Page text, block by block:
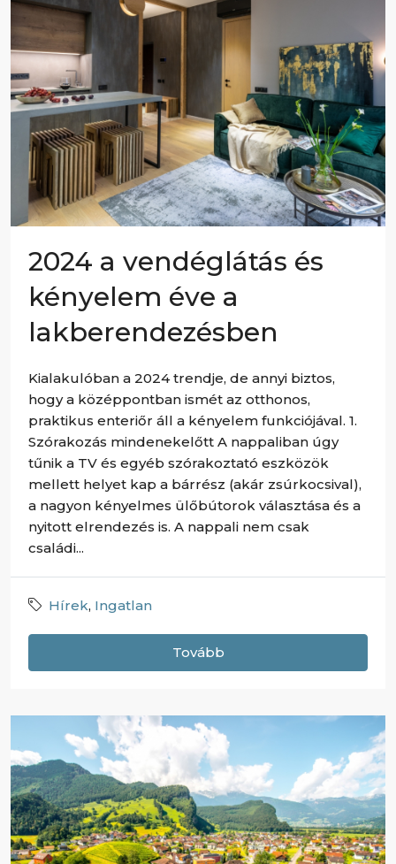
2024 a vendéglátás és
kényelem éve a
lakberendezésben
Kialakulóban a 2024 trendje, de annyi biztos,
hogy a középpontban ismét az otthonos,
praktikus enteriőr áll a kényelem funkciójával. 1.
Szórakozás mindenekelőtt A nappaliban úgy
tűnik a TV és egyéb szórakoztató eszközök
mellett helyet kap a bárrész (akár zsúrkocsival),
a nagyon kényelmes ülőbútorok választása és a
nyitott elrendezés is. A nappali nem csak
családi...
Hírek, Ingatlan
Tovább